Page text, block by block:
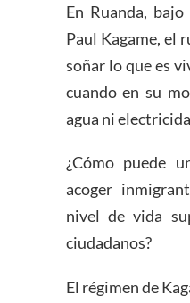
En Ruanda,
Paul Kagame, el
soñar lo que es
cuando en su
agua ni
¿Cómo puede
acoger
nivel de vida
ciudadanos?
El régimen de